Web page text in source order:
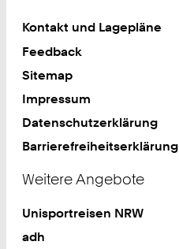
Kontakt und Lagepläne
Feedback
Sitemap
Impressum
Datenschutzerklärung
Barrierefreiheitserklärung
Weitere Angebote
Unisportreisen NRW
adh